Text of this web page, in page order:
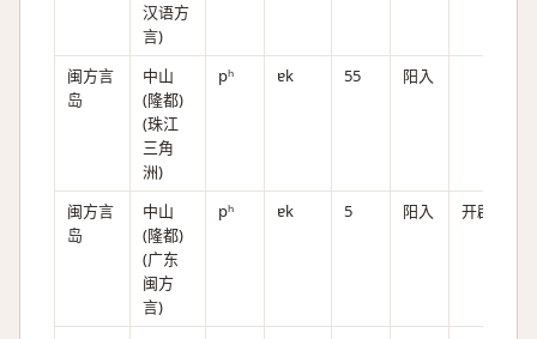
汉语方
言)
闽方言
岛
中山
(隆都)
(珠江
三角
洲)
pʰ ɐk 55 阳入
闽方言
岛
中山
(隆都)
(广东
闽方
言)
pʰ ɐk 5 阳入 开辟